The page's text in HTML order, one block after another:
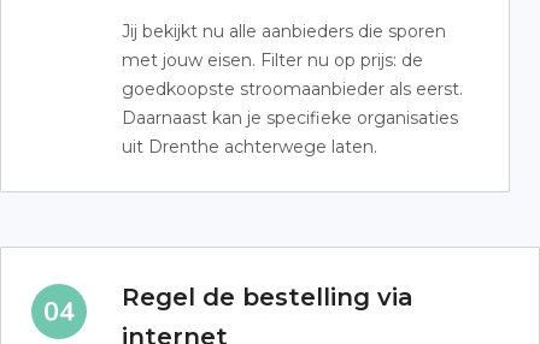
Jij bekijkt nu alle aanbieders die sporen
met jouw eisen. Filter nu op prijs: de
goedkoopste stroomaanbieder als eerst.
Daarnaast kan je specifieke organisaties
uit Drenthe achterwege laten.
Regel de bestelling via
internet